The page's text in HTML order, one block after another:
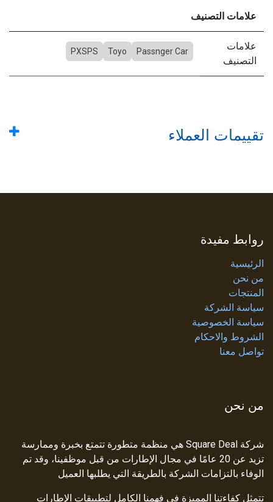
علامات التصنيف
علامات
التصنيف
Passnger Car
Toyo
PXSPS
تقييمات العملاء
روابط مفيدة
الرئيسية
من نحن
المنتجات
سياسة الشركة
سياسة الخصوصية
الشروط والاحكام
تواصل معنا
من نحن
شركة Square Deal هي منظمة متطورة تتمتع بخبرة وممارسة
تزيد عن 20 عامًا في مجال الإطارات من قبل موظفينا، وقد تم
الوفاء بالتزامات الشركة بالطريقة التي يطلبها العميل
تتمثل كفاءتنا المميزة في فهمنا الكامل لتطبيقات الإطارات